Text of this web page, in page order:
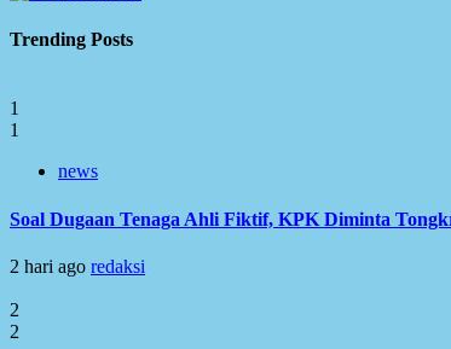
Trending Posts
1
1
news
Soal Dugaan Tenaga Ahli Fiktif, KPK Diminta
2 hari ago redaksi
2
2